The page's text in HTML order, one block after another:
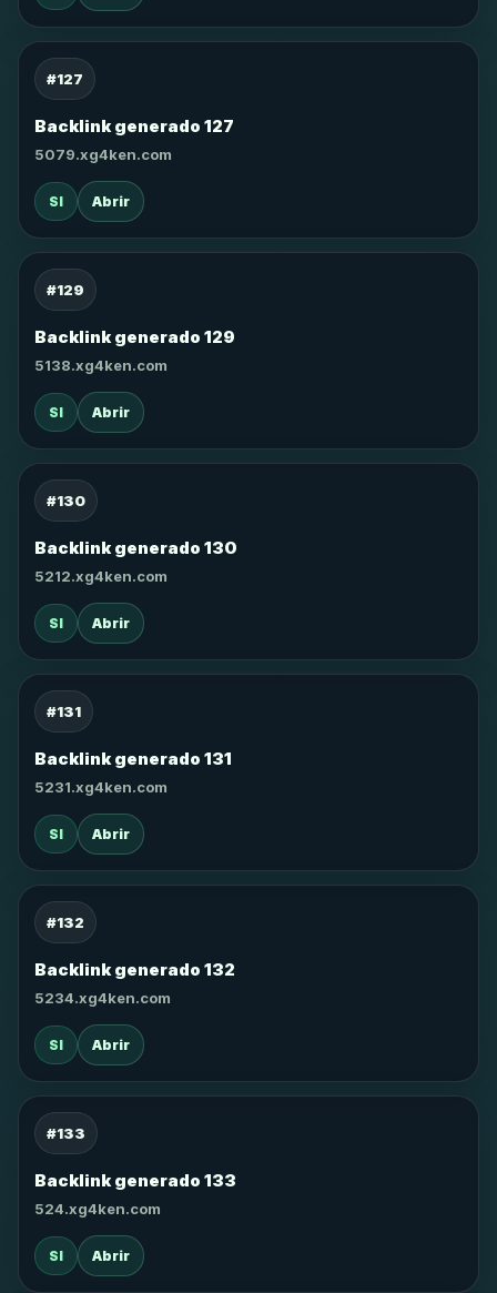
#127
Backlink generado 127
5079.xg4ken.com
SI Abrir
#129
Backlink generado 129
5138.xg4ken.com
SI Abrir
#130
Backlink generado 130
5212.xg4ken.com
SI Abrir
#131
Backlink generado 131
5231.xg4ken.com
SI Abrir
#132
Backlink generado 132
5234.xg4ken.com
SI Abrir
#133
Backlink generado 133
524.xg4ken.com
SI Abrir